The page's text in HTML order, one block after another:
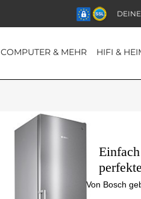
COMPUTER & MEHR HIFI &
Von Bosch